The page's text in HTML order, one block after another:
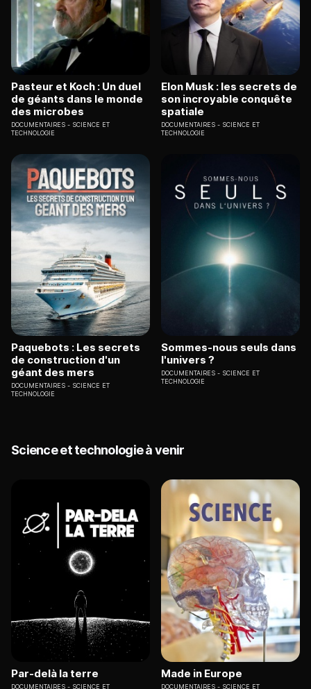
Pasteur et Koch : Un duel
de géants dans le monde
des microbes
DOCUMENTAIRES
SCIENCE ET
TECHNOLOGIE
Elon Musk : les secrets de
son incroyable conquête
spatiale
DOCUMENTAIRES
SCIENCE ET
TECHNOLOGIE
Paquebots : Les secrets
de construction d'un
géant des mers
DOCUMENTAIRES
SCIENCE ET
TECHNOLOGIE
Sommes-nous seuls dans
l'univers ?
DOCUMENTAIRES
SCIENCE ET
TECHNOLOGIE
Science et technologie à venir
Par-delà la terre
DOCUMENTAIRES SCIENCE ET
Made in Europe
DOCUMENTAIRES SCIENCE ET